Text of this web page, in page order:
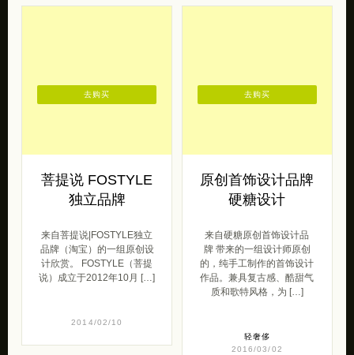
菩提说 FOSTYLE
独立品牌
来自菩提说|FOSTYLE独立
品牌（淘宝）的一组原创设
计欣赏。 FOSTYLE（菩提
说）成立于2012年10月 […]
2014/02/10
去购买
原创首饰设计品牌
硬糖设计
来自硬糖原创首饰设计品
牌 带来的一组设计师原创
的，纯手工制作的首饰设计
作品。兼具复古感、酷甜气
质和歌特风格，为 […]
轻奢侈
2016/03/02
去购买